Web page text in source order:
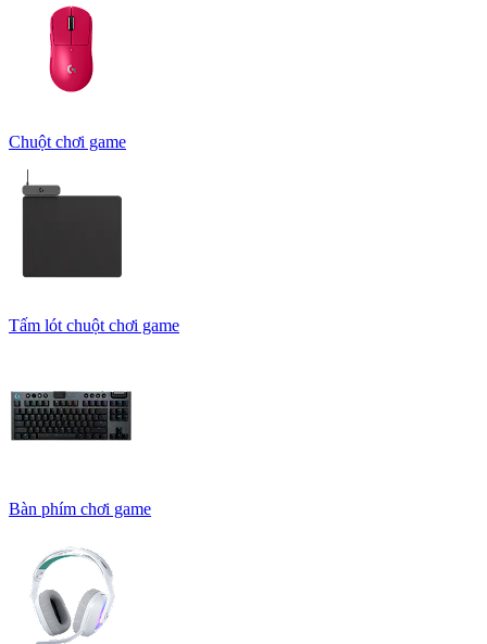
Chuột chơi game
Tấm lót chuột chơi game
Bàn phím chơi game